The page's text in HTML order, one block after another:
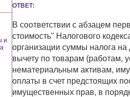
и
ОТВЕТ:
В соответствии с абзацем
стоимость" Налогового
организации суммы налога на
вычету по товарам (работам,
нематериальным активам,
оплаты в счет предстоящих
имущественных прав, в